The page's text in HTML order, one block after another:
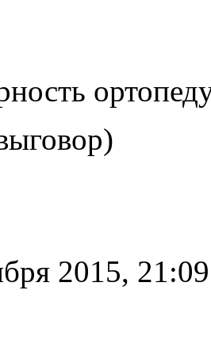
2015, 21:09